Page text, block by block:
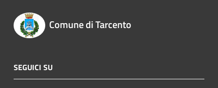
Comune di Tarcento
SEGUICI SU